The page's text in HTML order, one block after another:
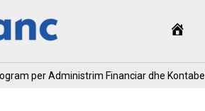
per Administrim Financiar dhe Kontabel